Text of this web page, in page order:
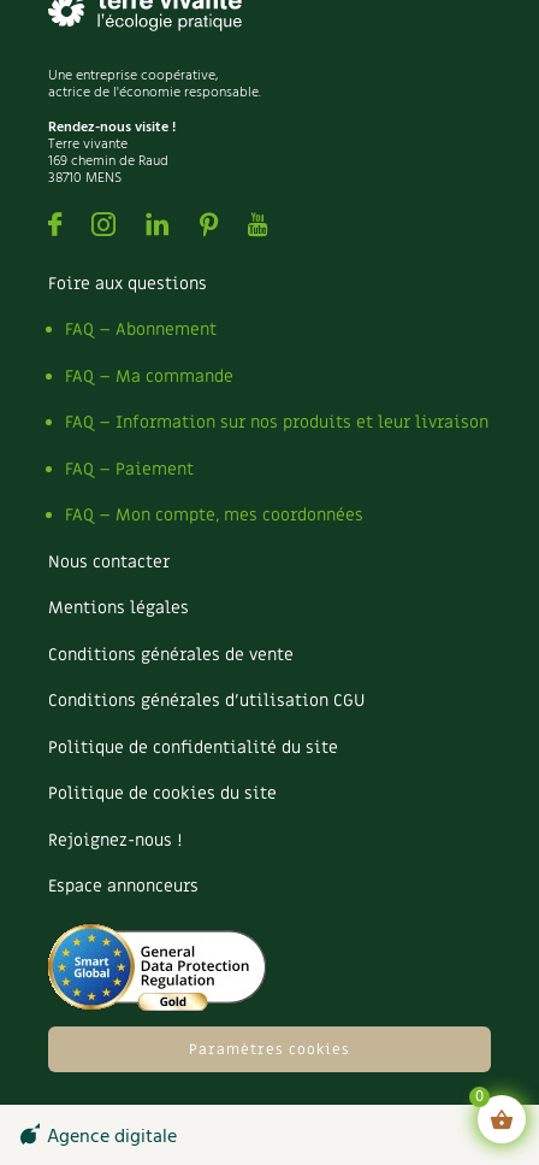
Une entreprise coopérative,
actrice de l'économie responsable.
Rendez-nous visite !
Terre vivante
169 chemin de Raud
38710 MENS
FacebookInstagramLinkedin
PinterestYoutube
Foire aux questions
FAQ – Abonnement
FAQ – Ma commande
FAQ – Information sur nos produits et leur livraison
FAQ – Paiement
FAQ – Mon compte, mes coordonnées
Nous contacter
Mentions légales
Conditions générales de vente
Conditions générales d’utilisation CGU
Politique de confidentialité du site
Politique de cookies du site
Rejoignez-nous !
Espace annonceurs
Paramètres cookies
Agence digitale
0